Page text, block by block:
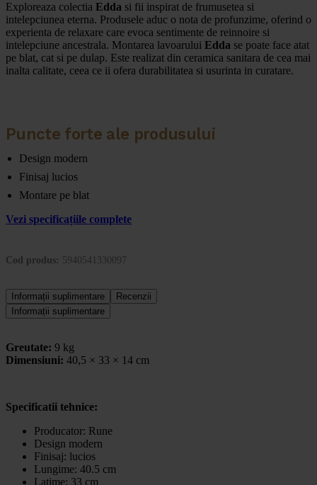
Exploreaza colectia Edda si fii inspirat de frumusetea si
intelepciunea eterna. Produsele aduc o nota de profunzime, oferind o
experienta de relaxare care evoca sentimente de reinnoire si
intelepciune ancestrala. Montarea lavoarului Edda se poate face atat
pe blat, cat si pe dulap. Este realizat din ceramica sanitara de cea mai
inalta calitate, ceea ce ii ofera durabilitatea si usurinta in curatare.
Puncte forte ale produsului
Design modern
Finisaj lucios
Montare pe blat
Vezi specificațiile complete
Cod produs: 5940541330097
Informații suplimentare
Recenzii
Informații suplimentare
Greutate: 9 kg
Dimensiuni: 40,5 × 33 × 14 cm
Specificatii tehnice:
Producator: Rune
Design modern
Finisaj: lucios
Lungime: 40.5 cm
Latime: 33 cm